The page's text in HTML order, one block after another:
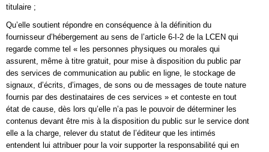
titulaire ;
Qu’elle soutient répondre en conséquence à la définition du
fournisseur d’hébergement au sens de l’article 6-I-2 de la LCEN qui
regarde comme tel « les personnes physiques ou morales qui
assurent, même à titre gratuit, pour mise à disposition du public par
des services de communication au public en ligne, le stockage de
signaux, d’écrits, d’images, de sons ou de messages de toute nature
fournis par des destinataires de ces services » et conteste en tout
état de cause, dès lors qu’elle n’a pas le pouvoir de déterminer les
contenus devant être mis à la disposition du public sur le service dont
elle a la charge, relever du statut de l’éditeur que les intimés
entendent lui attribuer pour la voir supporter la responsabilité qui en